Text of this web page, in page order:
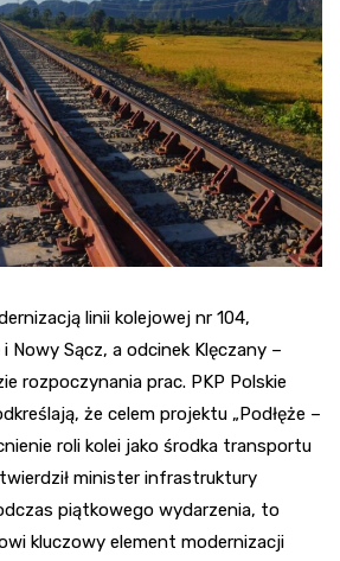
linii kolejowej nr 104,
Nowy Sącz, a odcinek Klęczany –
rozpoczynania prac. PKP Polskie
że celem projektu „Podłęże –
roli kolei jako środka transportu
minister infrastruktury
piątkowego wydarzenia, to
kluczowy element modernizacji